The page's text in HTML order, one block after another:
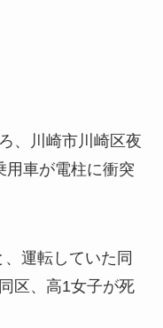
、川崎市川崎区夜
用車が電柱に衝突
運転していた同
区、高1女子が死